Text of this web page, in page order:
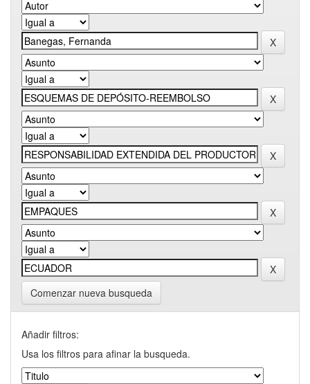
Comenzar nueva busqueda
Añadir filtros:
Usa los filtros para afinar la busqueda.